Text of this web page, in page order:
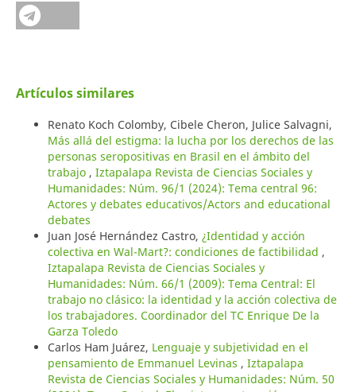
Artículos similares
Renato Koch Colomby, Cibele Cheron, Julice Salvagni,
Más allá del estigma: la lucha por los derechos de las
personas seropositivas en Brasil en el ámbito del
trabajo , Iztapalapa Revista de Ciencias Sociales y
Humanidades: Núm. 96/1 (2024): Tema central 96:
Actores y debates educativos/Actors and educational
debates
Juan José Hernández Castro, ¿Identidad y acción
colectiva en Wal-Mart?: condiciones de factibilidad ,
Iztapalapa Revista de Ciencias Sociales y
Humanidades: Núm. 66/1 (2009): Tema Central: El
trabajo no clásico: la identidad y la acción colectiva de
los trabajadores. Coordinador del TC Enrique De la
Garza Toledo
Carlos Ham Juárez, Lenguaje y subjetividad en el
pensamiento de Emmanuel Levinas , Iztapalapa
Revista de Ciencias Sociales y Humanidades: Núm. 50